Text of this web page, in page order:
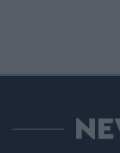
Προϊόντα για τα
ελέγχους της